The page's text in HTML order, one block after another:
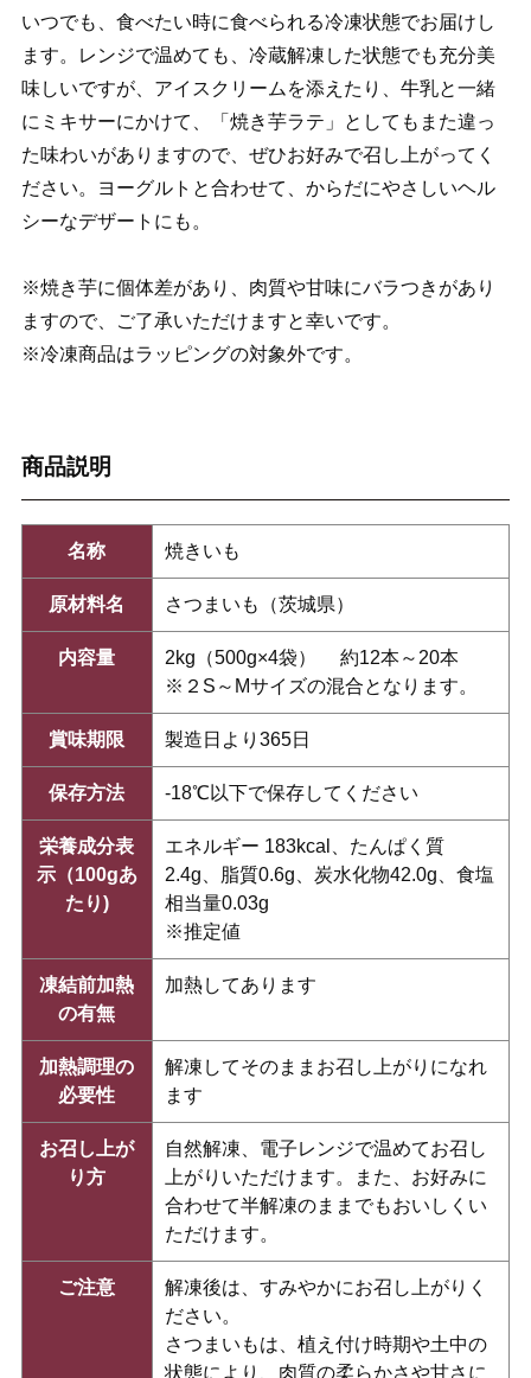
いつでも、食べたい時に食べられる冷凍状態でお届けし
ます。レンジで温めても、冷蔵解凍した状態でも充分美
味しいですが、アイスクリームを添えたり、牛乳と一緒
にミキサーにかけて、「焼き芋ラテ」としてもまた違っ
た味わいがありますので、ぜひお好みで召し上がってく
ださい。ヨーグルトと合わせて、からだにやさしいヘル
シーなデザートにも。
※焼き芋に個体差があり、肉質や甘味にバラつきがあり
ますので、ご了承いただけますと幸いです。
※冷凍商品はラッピングの対象外です。
商品説明
名称 焼きいも
原材料名 さつまいも（茨城県）
内容量
2kg（500g×4袋） 約12本～20本
※２S～Mサイズの混合となります。
賞味期限 製造日より365日
保存方法 -18℃以下で保存してください
栄養成分表
示（100gあ
たり)
エネルギー 183kcal、たんぱく質
2.4g、脂質0.6g、炭水化物42.0g、食塩
相当量0.03g
※推定値
凍結前加熱
の有無
加熱してあります
加熱調理の
必要性
解凍してそのままお召し上がりになれ
ます
お召し上が
り方
自然解凍、電子レンジで温めてお召し
上がりいただけます。また、お好みに
合わせて半解凍のままでもおいしくい
ただけます。
ご注意
解凍後は、すみやかにお召し上がりく
ださい。
さつまいもは、植え付け時期や土中の
状態により、肉質の柔らかさや甘さに